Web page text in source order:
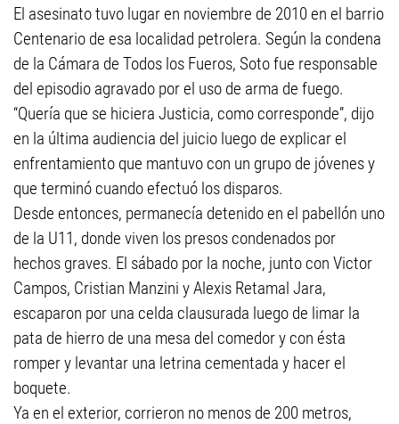
El asesinato tuvo lugar en noviembre de 2010 en el barrio
Centenario de esa localidad petrolera. Según la condena
de la Cámara de Todos los Fueros, Soto fue responsable
del episodio agravado por el uso de arma de fuego.
“Quería que se hiciera Justicia, como corresponde”, dijo
en la última audiencia del juicio luego de explicar el
enfrentamiento que mantuvo con un grupo de jóvenes y
que terminó cuando efectuó los disparos.
Desde entonces, permanecía detenido en el pabellón uno
de la U11, donde viven los presos condenados por
hechos graves. El sábado por la noche, junto con Victor
Campos, Cristian Manzini y Alexis Retamal Jara,
escaparon por una celda clausurada luego de limar la
pata de hierro de una mesa del comedor y con ésta
romper y levantar una letrina cementada y hacer el
boquete.
Ya en el exterior, corrieron no menos de 200 metros,